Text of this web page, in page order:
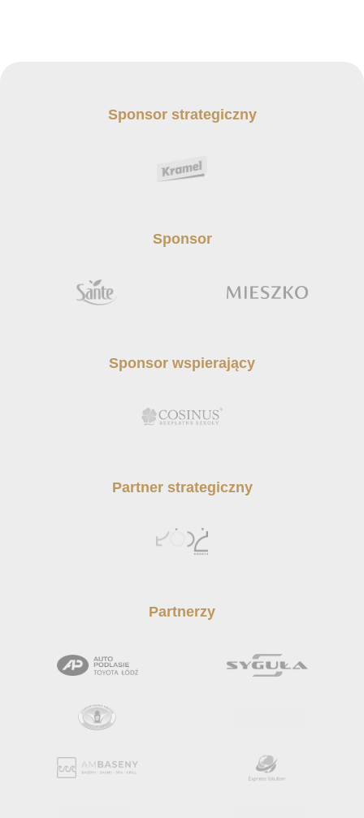
Sponsor strategiczny
Sponsor
Sponsor wspierający
Partner strategiczny
Partnerzy